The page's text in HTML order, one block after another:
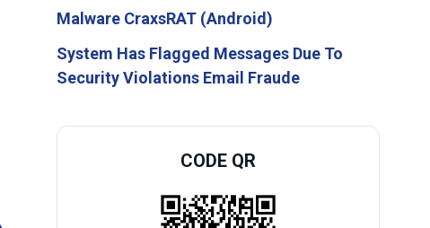
Malware CraxsRAT (Android)
System Has Flagged Messages Due To
Security Violations Email Fraude
CODE QR